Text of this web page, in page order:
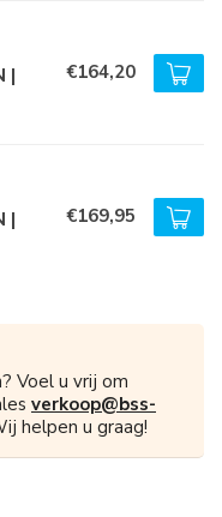
| €164,20
| €169,95
Voel u vrij om
verkoop@bss-
helpen u graag!